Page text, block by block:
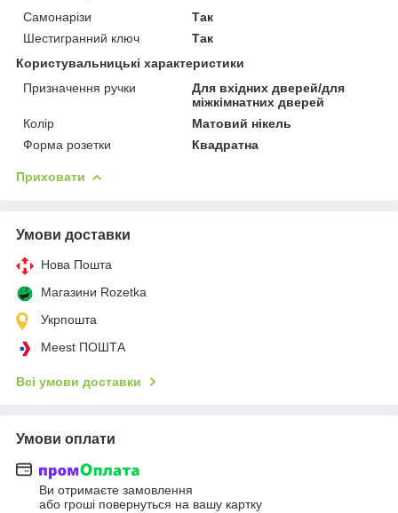
Самонарізи
Так
Шестигранний ключ
Так
Користувальницькі характеристики
Призначення ручки
Для вхідних дверей/для
міжкімнатних дверей
Колір
Матовий нікель
Форма розетки
Квадратна
Приховати
Умови доставки
Нова Пошта
Магазини Rozetka
Укрпошта
Meest ПОШТА
Всі умови доставки
Умови оплати
Ви отримаєте замовлення
або гроші повернуться на вашу картку